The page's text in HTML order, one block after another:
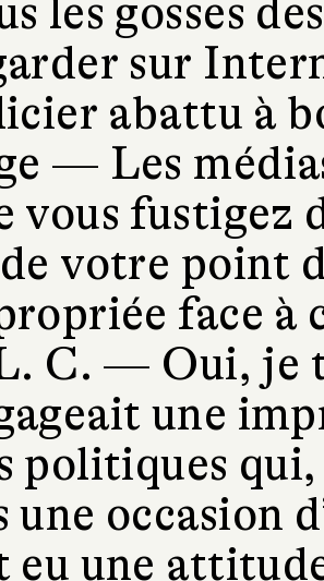
les gosses
sur
abattu à
— Les
vous fustigez
votre point
face à
C. — Oui, je
une
politiques
une occasion
eu une